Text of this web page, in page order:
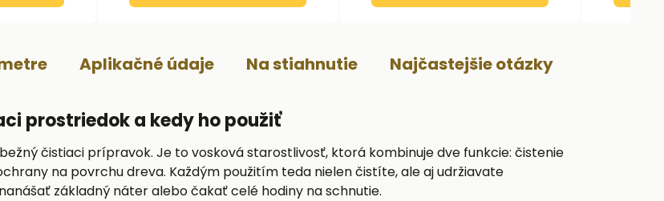
Aplikačné údaje Na stiahnutie Najčastejšie otázky
prostriedok a kedy ho použiť
čistiaci prípravok. Je to vosková starostlivosť, ktorá kombinuje dve funkcie: čistenie
na povrchu dreva. Každým použitím teda nielen čistíte, ale aj udržiavate
základný náter alebo čakať celé hodiny na schnutie.